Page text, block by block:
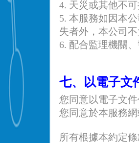
4. 天災或其他不
5. 本服務如因本
失者外，本公司
6. 配合監理機關
七、以電子文
您同意以電子文
您同意於本服務
所有根據本約定